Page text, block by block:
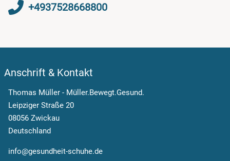
+4937528668800
Anschrift & Kontakt
Thomas Müller - Müller.Bewegt.Gesund.
Leipziger Straße 20
08056 Zwickau
Deutschland
info@gesundheit-schuhe.de